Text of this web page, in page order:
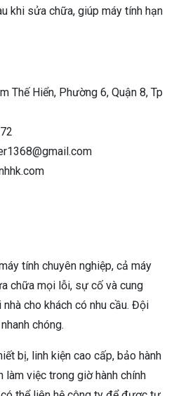
khi sửa chữa, giúp máy tính hạn
Thế Hiển, Phường 6, Quận 8, Tp
tính chuyên nghiệp, cả máy
chữa mọi lỗi, sự cố và cung
cho khách có nhu cầu. Đội
chóng.
bị, linh kiện cao cấp, bảo hành
làm việc trong giờ hành chính